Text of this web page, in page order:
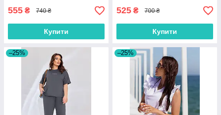
555 ₴ 740 ₴
Купити
525 ₴ 700 ₴
Купити
–25% –25%